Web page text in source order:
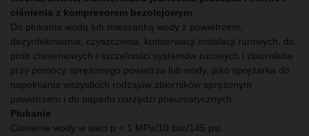
ciśnienia z kompresorem bezolejowym
Do płukania wodą lub mieszanką wody z powietrzem,
dezynfekowania, czyszczenia, konserwacji instalacji rurowych, do
prób cisnieniowych i szczelności systemów rurowych i zbiorników
przy pomocy sprężonego powietrza lub wody, jako sprężarka do
napełniania wszystkich rodzajów zbiorników sprężonym
powietrzem i do napędu narzędzi pneumatycznych.
Płukanie
Cisnienie wody w sieci p < 1 MPa/10 bar/145 psi